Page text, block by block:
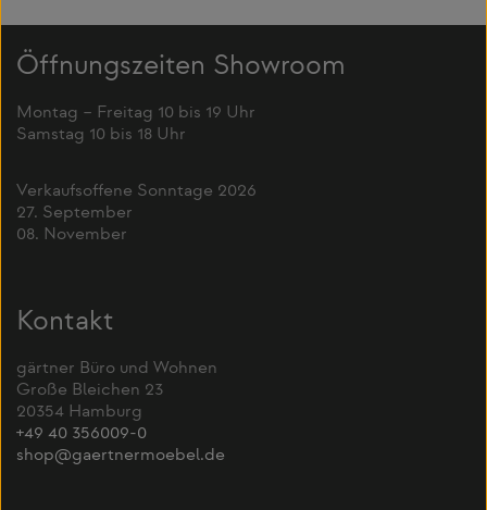
Öffnungszeiten Showroom
Montag – Freitag 10 bis 19 Uhr
Samstag 10 bis 18 Uhr
Verkaufsoffene Sonntage 2026
27. September
08. November
Kontakt
gärtner Büro und Wohnen
Große Bleichen 23
20354 Hamburg
+49 40 356009-0
shop@gaertnermoebel.de